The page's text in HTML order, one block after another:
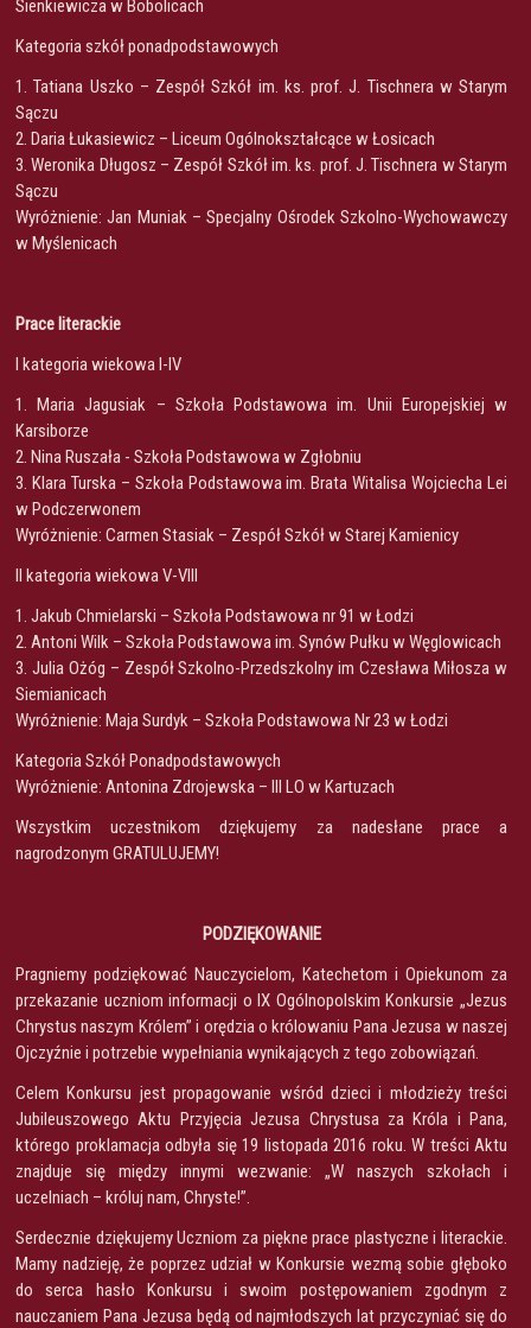
Sienkiewicza w Bobolicach
Kategoria szkół ponadpodstawowych
1. Tatiana Uszko – Zespół Szkół im. ks. prof. J. Tischnera w Starym
Sączu
2. Daria Łukasiewicz – Liceum Ogólnokształcące w Łosicach
3. Weronika Długosz – Zespół Szkół im. ks. prof. J. Tischnera w Starym
Sączu
Wyróżnienie: Jan Muniak – Specjalny Ośrodek Szkolno-Wychowawczy
w Myślenicach
Prace literackie
I kategoria wiekowa I-IV
1. Maria Jagusiak – Szkoła Podstawowa im. Unii Europejskiej w
Karsiborze
2. Nina Ruszała - Szkoła Podstawowa w Zgłobniu
3. Klara Turska – Szkoła Podstawowa im. Brata Witalisa Wojciecha Lei
w Podczerwonem
Wyróżnienie: Carmen Stasiak – Zespół Szkół w Starej Kamienicy
II kategoria wiekowa V-VIII
1. Jakub Chmielarski – Szkoła Podstawowa nr 91 w Łodzi
2. Antoni Wilk – Szkoła Podstawowa im. Synów Pułku w Węglowicach
3. Julia Ożóg – Zespół Szkolno-Przedszkolny im Czesława Miłosza w
Siemianicach
Wyróżnienie: Maja Surdyk – Szkoła Podstawowa Nr 23 w Łodzi
Kategoria Szkół Ponadpodstawowych
Wyróżnienie: Antonina Zdrojewska – III LO w Kartuzach
Wszystkim uczestnikom dziękujemy za nadesłane prace a
nagrodzonym GRATULUJEMY!
PODZIĘKOWANIE
Pragniemy podziękować Nauczycielom, Katechetom i Opiekunom za
przekazanie uczniom informacji o IX Ogólnopolskim Konkursie „Jezus
Chrystus naszym Królem” i orędzia o królowaniu Pana Jezusa w naszej
Ojczyźnie i potrzebie wypełniania wynikających z tego zobowiązań.
Celem Konkursu jest propagowanie wśród dzieci i młodzieży treści
Jubileuszowego Aktu Przyjęcia Jezusa Chrystusa za Króla i Pana,
którego proklamacja odbyła się 19 listopada 2016 roku. W treści Aktu
znajduje się między innymi wezwanie: „W naszych szkołach i
uczelniach – króluj nam, Chryste!”.
Serdecznie dziękujemy Uczniom za piękne prace plastyczne i literackie.
Mamy nadzieję, że poprzez udział w Konkursie wezmą sobie głęboko
do serca hasło Konkursu i swoim postępowaniem zgodnym z
nauczaniem Pana Jezusa będą od najmłodszych lat przyczyniać się do